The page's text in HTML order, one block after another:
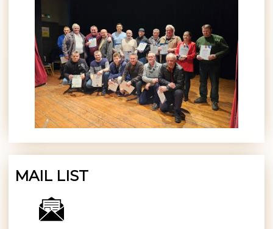
MAIL LIST